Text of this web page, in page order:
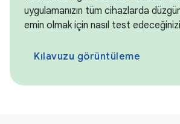
uygulamanızın tüm cihazlarda
emin olmak için nasıl test
Kılavuzu görüntüleme